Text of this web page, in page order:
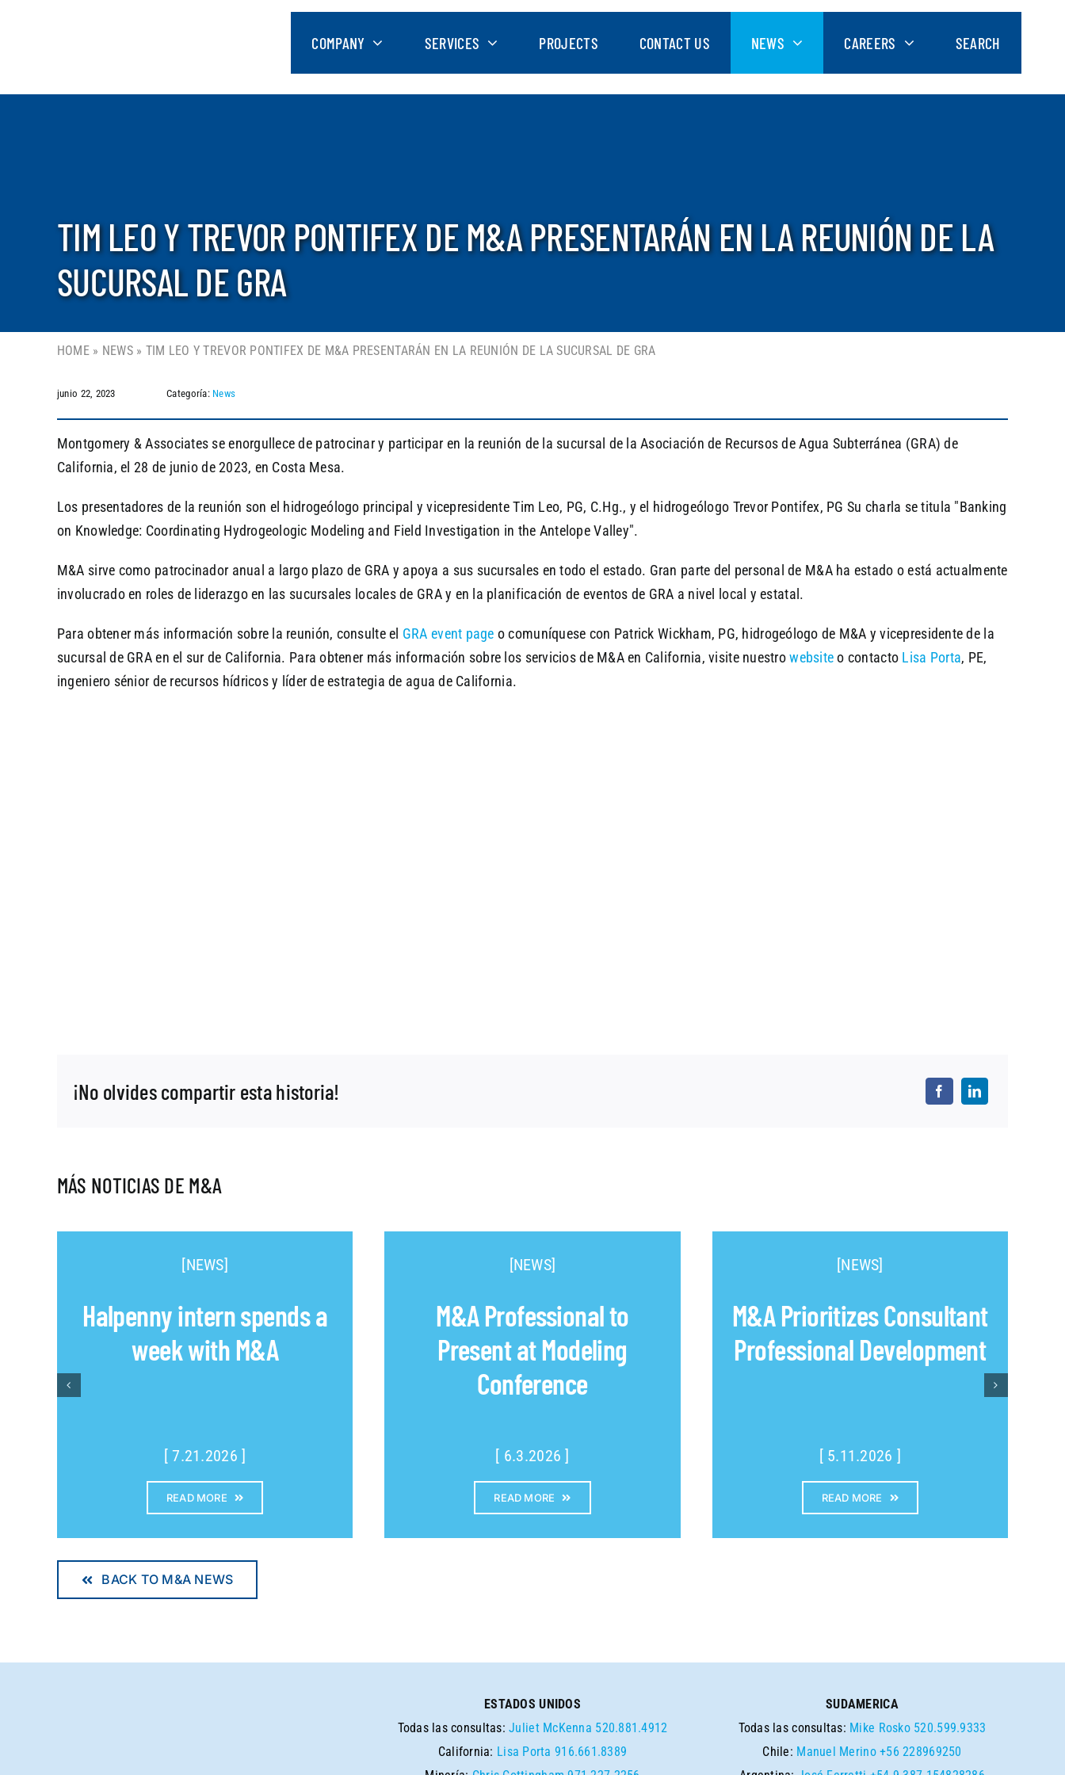
COMPANY SERVICES PROJECTS CONTACT US NEWS CAREERS SEARCH
TIM LEO Y TREVOR PONTIFEX DE M&A PRESENTARÁN EN LA REUNIÓN DE LA
SUCURSAL DE GRA
HOME » NEWS» TIM LEO Y TREVOR PONTIFEX DE M&A PRESENTARÁN EN LA REUNIÓN DE LA SUCURSAL DE GRA
junio 22, 2023 Categoría: News
Montgomery & Associates se enorgullece de patrocinar y participar en la reunión de la sucursal de la Asociación de Recursos de Agua Subterránea (GRA) de
California, el 28 de junio de 2023, en Costa Mesa.
Los presentadores de la reunión son el hidrogeólogo principal y vicepresidente Tim Leo, PG, C.Hg., y el hidrogeólogo Trevor Pontifex, PG Su charla se titula "Banking
on Knowledge: Coordinating Hydrogeologic Modeling and Field Investigation in the Antelope Valley".
M&A sirve como patrocinador anual a largo plazo de GRA y apoya a sus sucursales en todo el estado. Gran parte del personal de M&A ha estado o está actualmente
involucrado en roles de liderazgo en las sucursales locales de GRA y en la planificación de eventos de GRA a nivel local y estatal.
Para obtener más información sobre la reunión, consulte el GRA event page o comuníquese con Patrick Wickham, PG, hidrogeólogo de M&A y vicepresidente de la
sucursal de GRA en el sur de California. Para obtener más información sobre los servicios de M&A en California, visite nuestrowebsiteo contacto Lisa Porta, PE,
ingeniero sénior de recursos hídricos y líder de estrategia de agua de California.
¡No olvides compartir esta historia!
MÁS NOTICIAS DE M&A
[NEWS]
Halpenny intern spends a
week with M&A
[ 7.21.2026 ]
READ MORE
[NEWS]
M&A Professional to
Present at Modeling
Conference
[ 6.3.2026 ]
READ MORE
[NEWS]
M&A Prioritizes Consultant
Professional Development
[ 5.11.2026 ]
READ MORE
BACK TO M&A NEWS
ESTADOS UNIDOS
Todas las consultas:Juliet McKenna 520.881.4912
California: Lisa Porta 916.661.8389
SUDAMERICA
Todas las consultas: Mike Rosko 520.599.9333
Chile: Manuel Merino +56 228969250